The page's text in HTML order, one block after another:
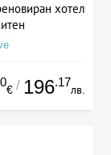
хотел
€ / 196.17
лв.